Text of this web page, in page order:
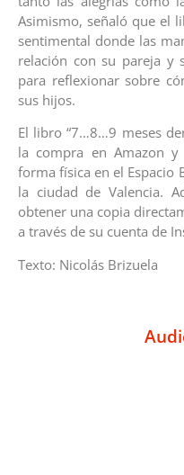
Asimismo, señaló que el
sentimental donde las
relación con su pareja y
para reflexionar sobre
sus hijos.
El libro “7…8…9 meses
la compra en Amazon
forma física en el Espacio
la ciudad de Valencia.
obtener una copia
a través de su cuenta de
Texto: Nicolás Brizuela